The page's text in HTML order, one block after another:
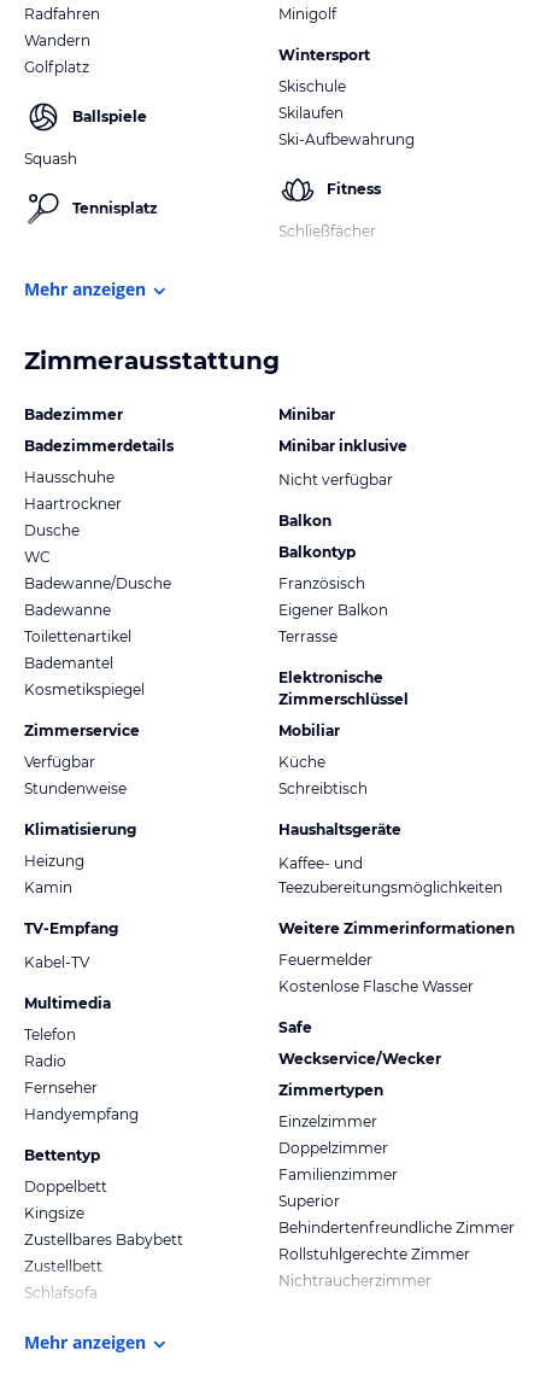
Radfahren
Wandern
Golfplatz
Ballspiele
Squash
Tennisplatz
Minigolf
Wintersport
Skischule
Skilaufen
Ski-Aufbewahrung
Fitness
Schließfächer
Mehr anzeigen
Zimmerausstattung
Badezimmer
Badezimmerdetails
Hausschuhe
Haartrockner
Dusche
WC
Badewanne/Dusche
Badewanne
Toilettenartikel
Bademantel
Kosmetikspiegel
Zimmerservice
Verfügbar
Stundenweise
Klimatisierung
Heizung
Kamin
TV-Empfang
Kabel-TV
Multimedia
Telefon
Radio
Fernseher
Handyempfang
Bettentyp
Doppelbett
Kingsize
Zustellbares Babybett
Zustellbett
Schlafsofa
Minibar
Minibar inklusive
Nicht verfügbar
Balkon
Balkontyp
Französisch
Eigener Balkon
Terrasse
Elektronische
Zimmerschlüssel
Mobiliar
Küche
Schreibtisch
Haushaltsgeräte
Kaffee- und
Teezubereitungsmöglichkeiten
Weitere Zimmerinformationen
Feuermelder
Kostenlose Flasche Wasser
Safe
Weckservice/Wecker
Zimmertypen
Einzelzimmer
Doppelzimmer
Familienzimmer
Superior
Behindertenfreundliche Zimmer
Rollstuhlgerechte Zimmer
Nichtraucherzimmer
Mehr anzeigen